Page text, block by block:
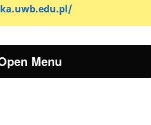
Menu